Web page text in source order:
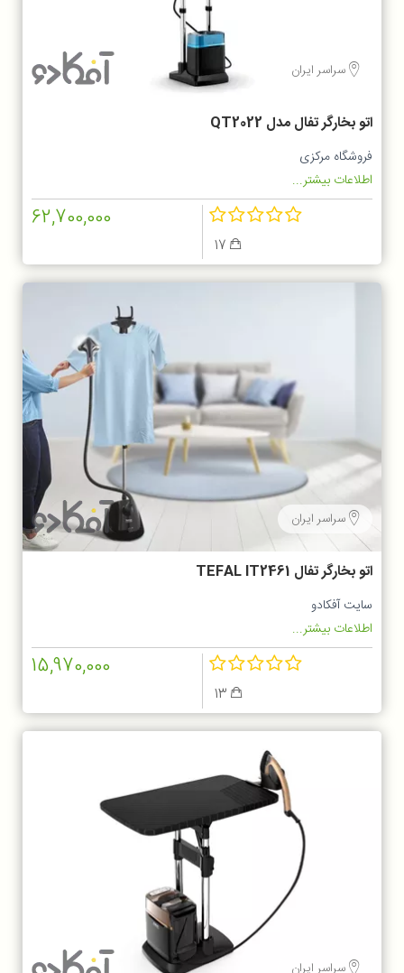
سراسر ایران
اتو بخارگر تفال مدل QT2022
فروشگاه مرکزی
اطلاعات بیشتر...
17
62,700,000
سراسر ایران
اتو بخارگر تفال TEFAL IT2461
سایت آفکادو
اطلاعات بیشتر...
13
15,970,000
سراسر ایران